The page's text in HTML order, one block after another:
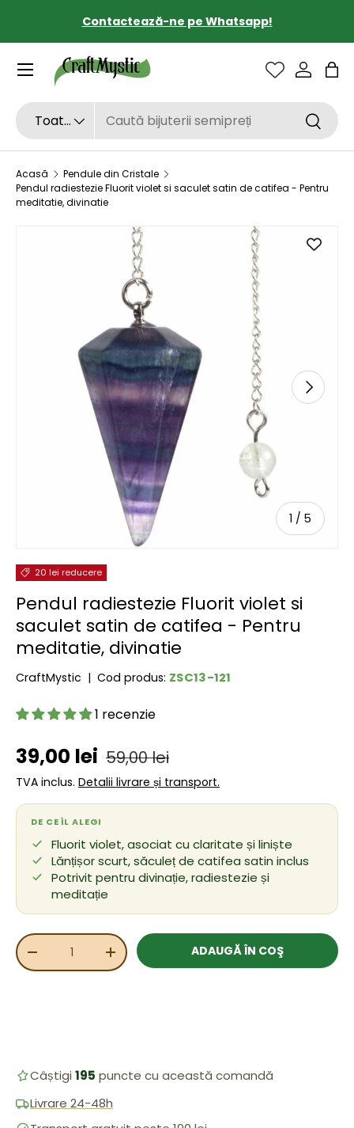
SARI LA CONȚINUT
Contactează-ne pe Whatsapp!
Căutare
Tipul de produs
Toate
Sac
Acasă
Pendule din Cristale
Pendul radiestezie Fluorit violet si saculet satin de catifea - Pentru
meditatie, divinatie
SARI LA INFORMAȚIILE DESPRE PRODUS
1 / de
5
20 lei reducere
Pendul radiestezie Fluorit violet si
saculet satin de catifea - Pentru
meditatie, divinatie
CraftMystic | Cod produs: ZSC13-121
1 recenzie
Preț de vânzare
39,00 lei Preț obișnuit
59,00 lei
TVA inclus. Detalii livrare și transport.
DE CE ÎL ALEGI
Fluorit violet, asociat cu claritate și liniște
Lănțișor scurt, săculeț de catifea satin inclus
Potrivit pentru divinație, radiestezie și
meditație
Cant.
REDUCEȚI CANTITATEAMĂRIȚI CANTITATEAADAUGĂ ÎN COŞ
Câștigi 195 puncte cu această comandă
Livrare 24-48h